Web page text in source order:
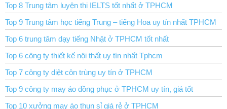
Top 8 Trung tâm luyện thi IELTS tốt nhất ở TPHCM
Top 9 Trung tâm học tiếng Trung – tiếng Hoa uy tín nhất TPHCM
Top 6 trung tâm dạy tiếng Nhật ở TPHCM tốt nhất
Top 6 công ty thiết kế nội thất uy tín nhất Tphcm
Top 7 công ty diệt côn trùng uy tín ở TPHCM
Top 9 công ty may áo đồng phục ở TPHCM uy tín, giá tốt
Top 10 xưởng may áo thun sỉ giá rẻ ở TPHCM